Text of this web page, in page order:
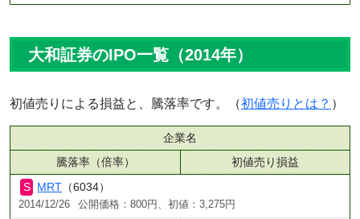
大和証券のIPO一覧（2014年）
初値売りによる損益と、騰落率です。（初値売りとは？ ）
企業名
騰落率（倍率）
初値売り損益
MRT （6034）
2014/12/26 公開価格：800円、初値：3,275円